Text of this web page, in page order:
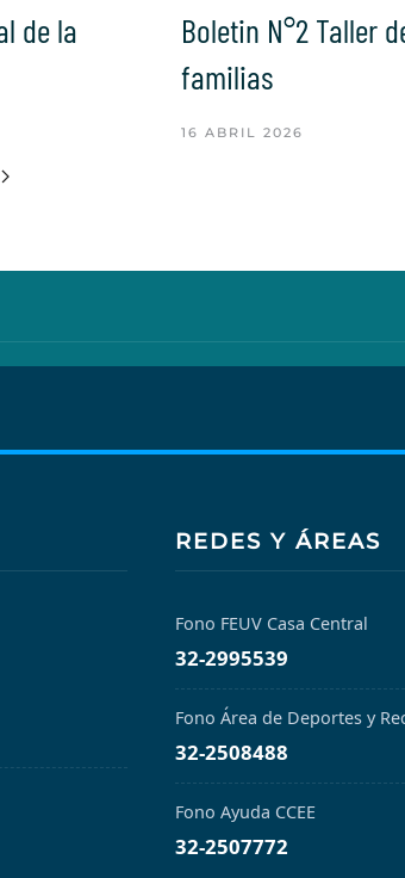
de la
Boletin N°2 Taller
familias
16 ABRIL 2026
REDES Y ÁREAS
Fono FEUV Casa Central
32-2995539
Fono Área de Deportes y
32-2508488
Fono Ayuda CCEE
32-2507772